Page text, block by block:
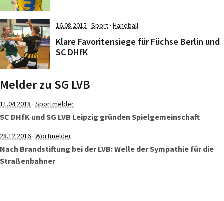
16.08.2015 · Sport· Handball
Klare Favoritensiege für Füchse Berlin und
SC DHfK
Melder zu SG LVB
11.04.2018 · Sportmelder
SC DHfK und SG LVB Leipzig gründen Spielgemeinschaft
28.12.2016· Wortmelder
Nach Brandstiftung bei der LVB: Welle der Sympathie für die
Straßenbahner